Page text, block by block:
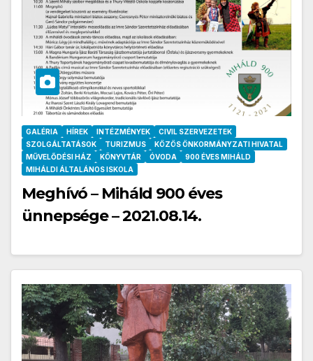
GALÉRIA HÍREK INTÉZMÉNYEK
CIVIL SZERVEZETEK
SZOLGÁLTATÁSOK
TURIZMUS
KÖZÖS ÖNKORMÁNYZATI HIVATAL
MŰVELŐDÉSI HÁZ
KÖNYVTÁR ÓVODA
900 ÉVES MIHÁLD
MIHÁLDI ÁLTALÁNOS ISKOLA
Meghívó – Miháld 900 éves
ünnepsége – 2021.08.14.